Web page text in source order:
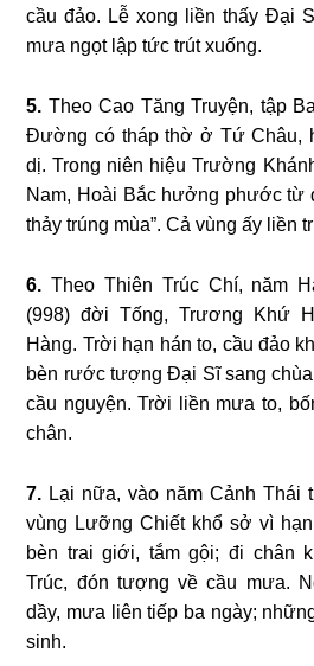
cầu đảo. Lễ xong liền thấy Đại
mưa ngọt lập tức trút xuống.
5. Theo Cao Tăng Truyện, tập
Đường có tháp thờ ở Tứ Châu,
dị. Trong niên hiệu Trường
Nam, Hoài Bắc hưởng phước từ
thảy trúng mùa”. Cả vùng ấy liền
6. Theo Thiên Trúc Chí, năm
(998) đời Tống, Trương Khứ
Hàng. Trời hạn hán to, cầu đảo
bèn rước tượng Đại Sĩ sang
cầu nguyện. Trời liền mưa to,
chân.
7. Lại nữa, vào năm Cảnh Thái
vùng Lưỡng Chiết khổ sở vì
bèn trai giới, tắm gội; đi chân
Trúc, đón tượng về cầu mưa.
dầy, mưa liên tiếp ba ngày;
sinh.